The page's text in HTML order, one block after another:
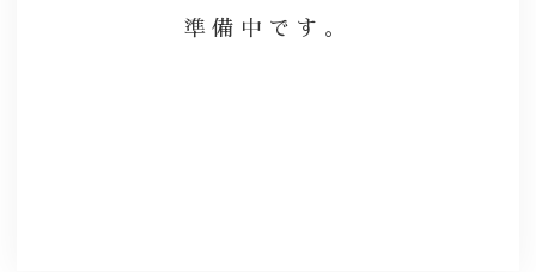
準備中です。